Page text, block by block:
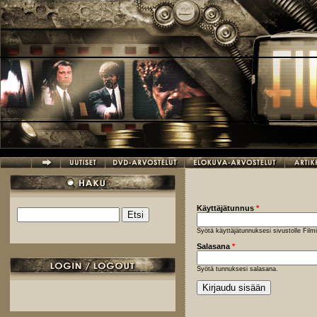
Hyppää pääsisältöön
Hakulomake
Käyttäjätunnus *
Syötä käyttäjätunnuksesi sivustolle
Salasana *
Syötä tunnuksesi salasana.